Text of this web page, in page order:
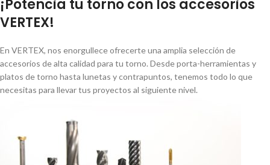
¡Potencia tu torno con los accesorios
VERTEX!
En VERTEX, nos enorgullece ofrecerte una amplia selección de
accesorios de alta calidad para tu torno. Desde porta-herramientas y
platos de torno hasta lunetas y contrapuntos, tenemos todo lo que
necesitas para llevar tus proyectos al siguiente nivel.